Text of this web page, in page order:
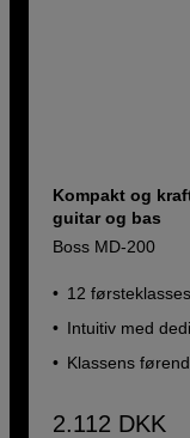
Kompakt og
guitar og bas
Boss MD-200
12
Intuitiv med
Klassens
2.112 DKK